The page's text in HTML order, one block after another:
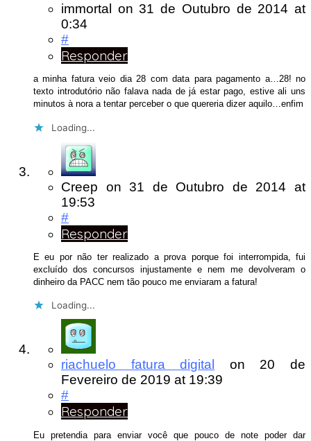
immortal on31 de Outubro de 2014at
0:34
#
Responder
a minha fatura veio dia 28 com data para pagamento a…28! no
texto introdutório não falava nada de já estar pago, estive ali uns
minutos à nora a tentar perceber o que quereria dizer aquilo…enfim
Loading...
Creep on31 de Outubro de 2014at
19:53
#
Responder
E eu por não ter realizado a prova porque foi interrompida, fui
excluído dos concursos injustamente e nem me devolveram o
dinheiro da PACC nem tão pouco me enviaram a fatura!
Loading...
riachuelo fatura digital on 20 de
Fevereiro de 2019 at 19:39
#
Responder
Eu pretendia para enviar você que pouco de note poder dar